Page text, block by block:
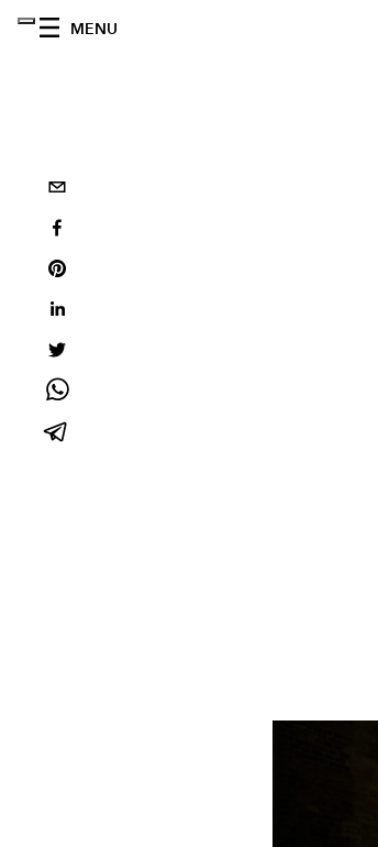
MENU